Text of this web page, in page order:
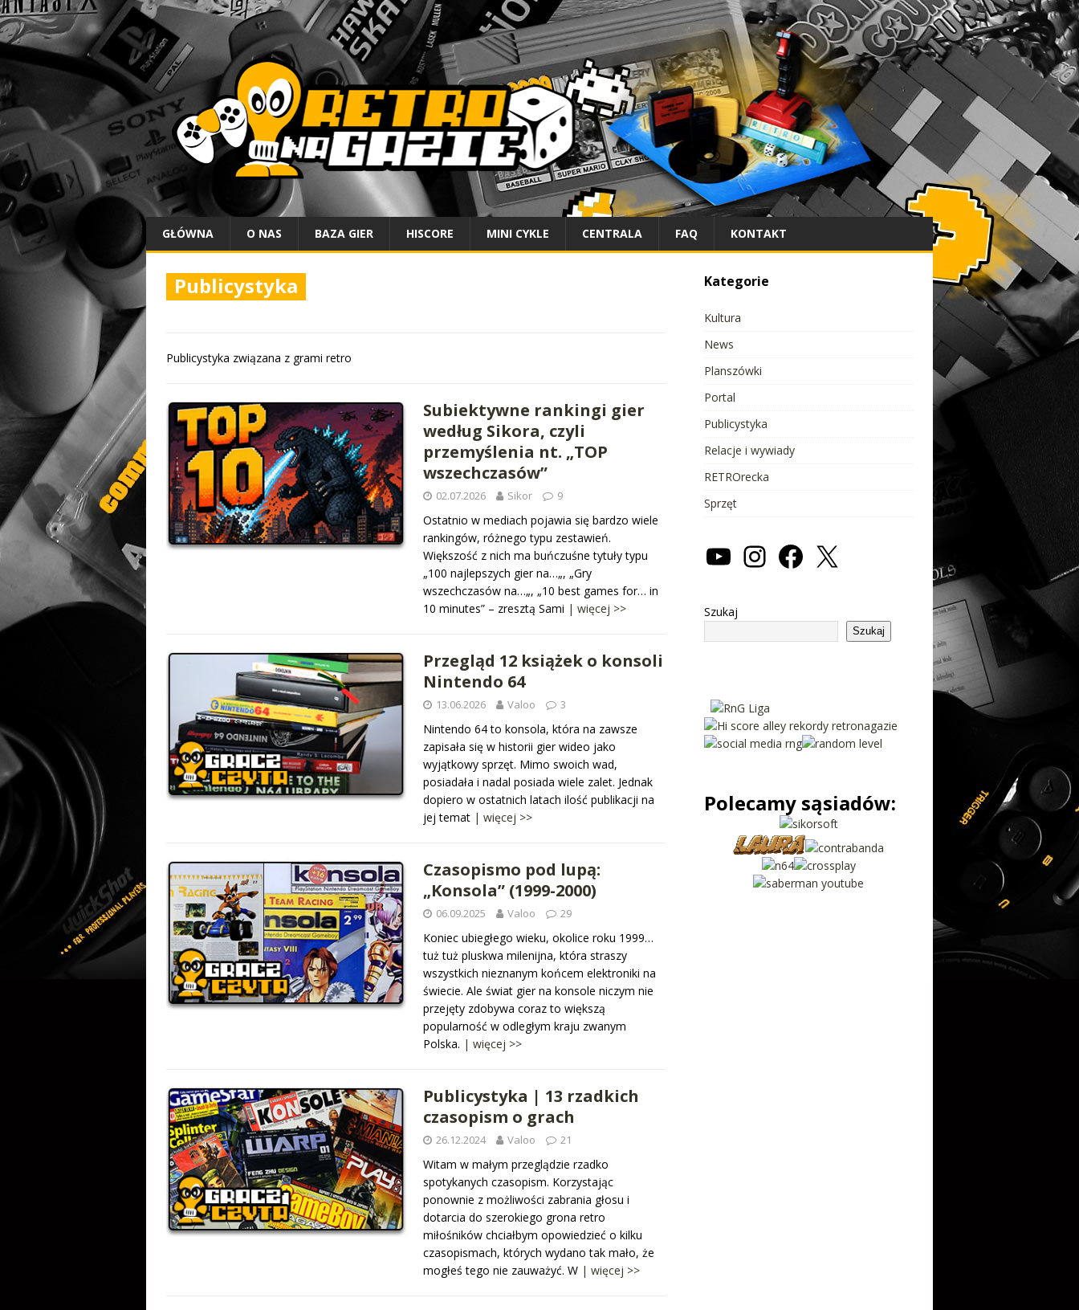
GŁÓWNA O NAS BAZA GIER HISCORE MINI CYKLE CENTRALA FAQ KONTAKT
Publicystyka
Publicystyka związana z grami retro
Subiektywne rankingi gier
według Sikora, czyli
przemyślenia nt. „TOP
wszechczasów”
02.07.2026 Sikor 9
Ostatnio w mediach pojawia się bardzo wiele
rankingów, różnego typu zestawień.
Większość z nich ma buńczuśne tytuły typu
„100 najlepszych gier na…„, „Gry
wszechczasów na…„, „10 best games for… in
10 minutes” – zresztą Sami | więcej >>
Przegląd 12 książek o konsoli
Nintendo 64
13.06.2026 Valoo 3
Nintendo 64 to konsola, która na zawsze
zapisała się w historii gier wideo jako
wyjątkowy sprzęt. Mimo swoich wad,
posiadała i nadal posiada wiele zalet. Jednak
dopiero w ostatnich latach ilość publikacji na
jej temat | więcej >>
Czasopismo pod lupą:
„Konsola” (1999-2000)
06.09.2025 Valoo 29
Koniec ubiegłego wieku, okolice roku 1999…
tuż tuż pluskwa milenijna, która straszy
wszystkich nieznanym końcem elektroniki na
świecie. Ale świat gier na konsole niczym nie
przejęty zdobywa coraz to większą
popularność w odległym kraju zwanym
Polska. | więcej >>
Publicystyka | 13 rzadkich
czasopism o grach
26.12.2024 Valoo 21
Witam w małym przeglądzie rzadko
spotykanych czasopism. Korzystając
ponownie z możliwości zabrania głosu i
dotarcia do szerokiego grona retro
miłośników chciałbym opowiedzieć o kilku
czasopismach, których wydano tak mało, że
mogłeś tego nie zauważyć. W | więcej >>
Kategorie
Kultura
News
Planszówki
Portal
Publicystyka
Relacje i wywiady
RETROrecka
Sprzęt
Szukaj
Szukaj
Polecamy sąsiadów: